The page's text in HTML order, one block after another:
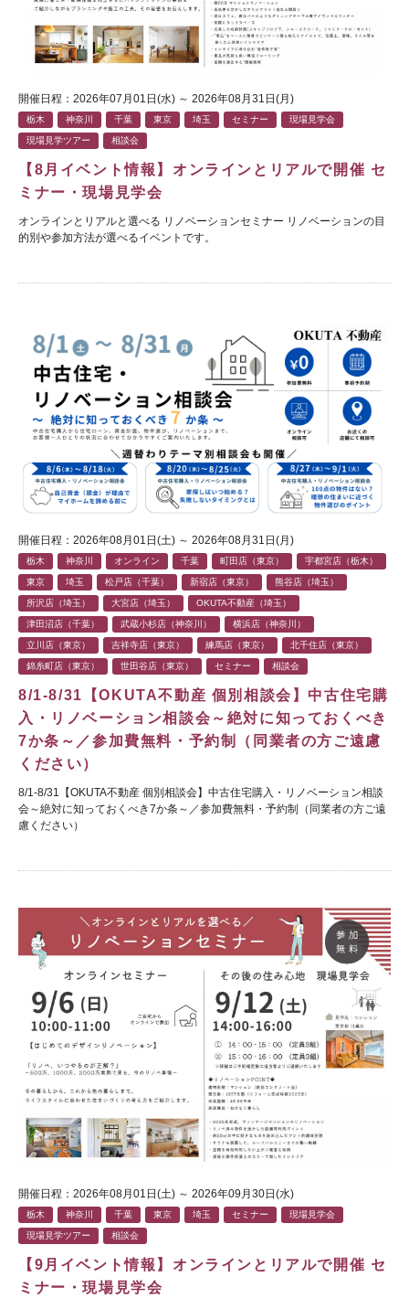
開催日程：2026年07月01日(水) ～ 2026年08月31日(月)
栃木 神奈川 千葉 東京 埼玉 セミナー 現場見学会
現場見学ツアー 相談会
【8月イベント情報】オンラインとリアルで開催 セ
ミナー・現場見学会
オンラインとリアルと選べる リノベーションセミナー リノベーションの目
的別や参加方法が選べるイベントです。
開催日程：2026年08月01日(土) ～ 2026年08月31日(月)
栃木 神奈川 オンライン 千葉 町田店（東京） 宇都宮店（栃木）
東京 埼玉 松戸店（千葉） 新宿店（東京） 熊谷店（埼玉）
所沢店（埼玉） 大宮店（埼玉） OKUTA不動産（埼玉）
津田沼店（千葉） 武蔵小杉店（神奈川） 横浜店（神奈川）
立川店（東京） 吉祥寺店（東京） 練馬店（東京） 北千住店（東京）
錦糸町店（東京） 世田谷店（東京） セミナー 相談会
8/1-8/31【OKUTA不動産 個別相談会】中古住宅購
入・リノベーション相談会～絶対に知っておくべき
7か条～／参加費無料・予約制（同業者の方ご遠慮
ください）
8/1-8/31【OKUTA不動産 個別相談会】中古住宅購入・リノベーション相談
会～絶対に知っておくべき7か条～／参加費無料・予約制（同業者の方ご遠
慮ください）
開催日程：2026年08月01日(土) ～ 2026年09月30日(水)
栃木 神奈川 千葉 東京 埼玉 セミナー 現場見学会
現場見学ツアー 相談会
【9月イベント情報】オンラインとリアルで開催 セ
ミナー・現場見学会